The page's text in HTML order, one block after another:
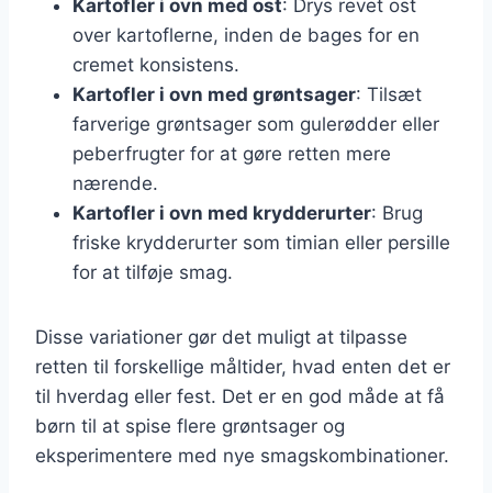
Kartofler i ovn med ost: Drys revet ost
over kartoflerne, inden de bages for en
cremet konsistens.
Kartofler i ovn med grøntsager: Tilsæt
farverige grøntsager som gulerødder eller
peberfrugter for at gøre retten mere
nærende.
Kartofler i ovn med krydderurter: Brug
friske krydderurter som timian eller persille
for at tilføje smag.
Disse variationer gør det muligt at tilpasse
retten til forskellige måltider, hvad enten det er
til hverdag eller fest. Det er en god måde at få
børn til at spise flere grøntsager og
eksperimentere med nye smagskombinationer.